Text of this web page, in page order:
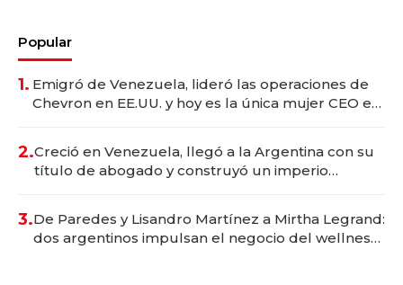
Popular
1. Emigró de Venezuela, lideró las operaciones de
Chevron en EE.UU. y hoy es la única mujer CEO en
2.Creció en Venezuela, llegó a la Argentina con su
título de abogado y construyó un imperio
3.De Paredes y Lisandro Martínez a Mirtha Legrand:
dos argentinos impulsan el negocio del wellness